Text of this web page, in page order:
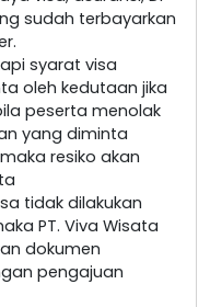
sudah terbayarkan
syarat visa
oleh kedutaan jika
peserta menolak
yang diminta
resiko akan
tidak dilakukan
PT. Viva Wisata
dokumen
pengajuan